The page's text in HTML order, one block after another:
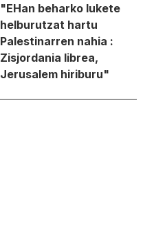
"EHan beharko lukete
helburutzat hartu
Palestinarren nahia :
Zisjordania librea,
Jerusalem hiriburu"